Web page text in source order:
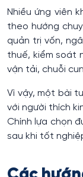
Nhiều ứng viên
theo hướng
quản trị vốn,
thuế, kiểm soát
vận tải, chuỗi
Vì vậy, một bài
với người thích
Chính lựa chọn
sau khi tốt